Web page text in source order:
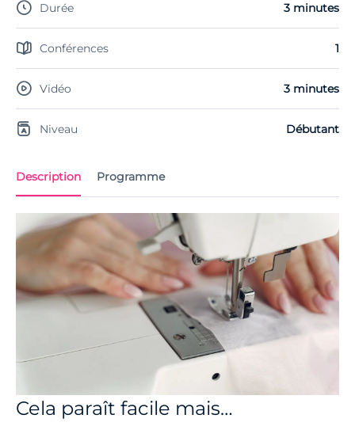
Description Programme
Cela paraît facile mais…
Durée 3 minutes
Conférences 1
Vidéo 3 minutes
Niveau Débutant